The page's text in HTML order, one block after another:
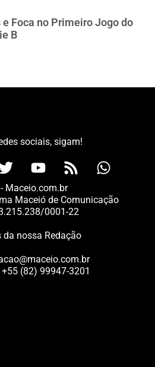
Foca no Primeiro Jogo do
B
sociais, sigam!
Maceio.com.br
Maceió de Comunicação
0001-22
da nossa Redação
+55 (82) 99947-3201